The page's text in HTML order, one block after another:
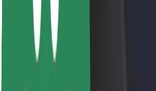
นโยบายด้านความยั่งยืนของ Bolt
Project Zero
บล็อก